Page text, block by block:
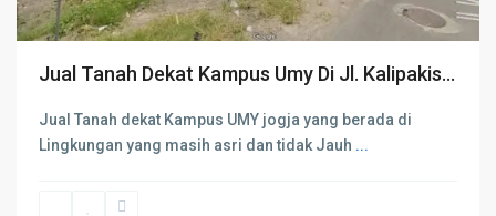
Jual Tanah Dekat Kampus Umy Di Jl. Kalipakis...
Jual Tanah dekat Kampus UMY jogja yang berada di
Lingkungan yang masih asri dan tidak Jauh ...